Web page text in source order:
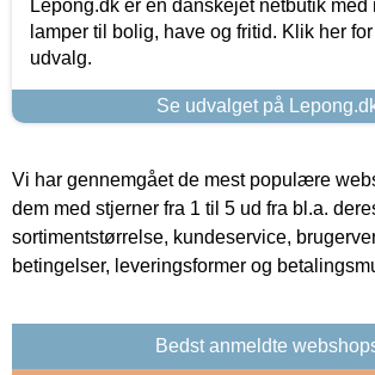
Lepong.dk er en danskejet netbutik med
lamper til bolig, have og fritid. Klik her
udvalg.
Se udvalget på
Vi har gennemgået de mest populære
dem med stjerner fra 1 til 5 ud fra bl.a.
sortimentstørrelse, kundeservice,
betingelser, leveringsformer og
Bedst anmeldte